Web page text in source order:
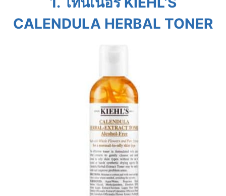
CALENDULA HERBAL TONER